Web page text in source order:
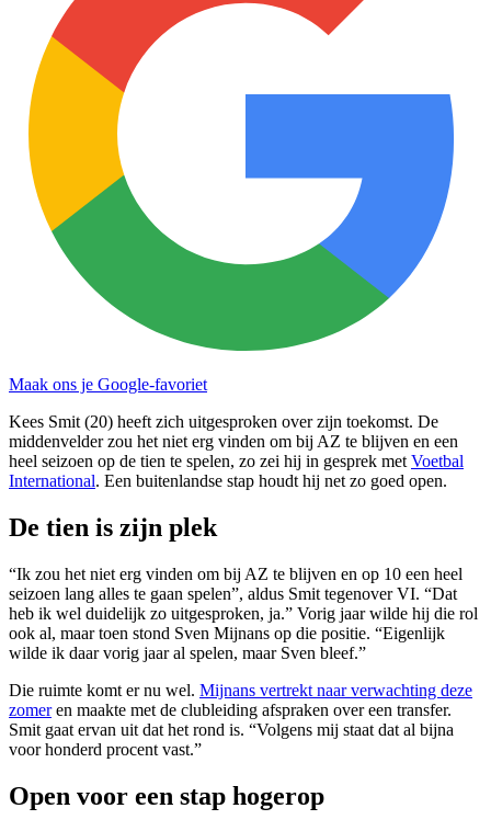
Maak ons je Google-favoriet
Kees Smit (20) heeft zich uitgesproken over zijn toekomst. De
middenvelder zou het niet erg vinden om bij AZ te blijven en een
heel seizoen op de tien te spelen, zo zei hij in gesprek met Voetbal
International. Een buitenlandse stap houdt hij net zo goed open.
De tien is zijn plek
“Ik zou het niet erg vinden om bij AZ te blijven en op 10 een heel
seizoen lang alles te gaan spelen”, aldus Smit tegenover VI. “Dat
heb ik wel duidelijk zo uitgesproken, ja.” Vorig jaar wilde hij die rol
ook al, maar toen stond Sven Mijnans op die positie. “Eigenlijk
wilde ik daar vorig jaar al spelen, maar Sven bleef.”
Die ruimte komt er nu wel. Mijnans vertrekt naar verwachting deze
zomeren maakte met de clubleiding afspraken over een transfer.
Smit gaat ervan uit dat het rond is. “Volgens mij staat dat al bijna
voor honderd procent vast.”
Open voor een stap hogerop